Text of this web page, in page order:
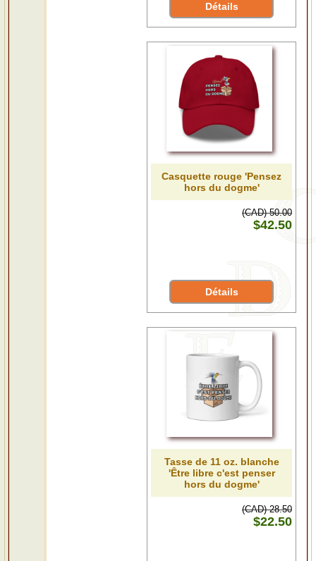
Détails
Casquette rouge 'Pensez
hors du dogme'
(CAD) 50.00
$42.50
Détails
Tasse de 11 oz. blanche
'Être libre c'est penser
hors du dogme'
(CAD) 28.50
$22.50